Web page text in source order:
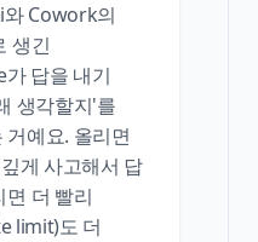
Cowork의
생긴
답을 내기
생각할지'를
예요. 올리면
게 사고해서 답
면 더 빨리
limit)도 더